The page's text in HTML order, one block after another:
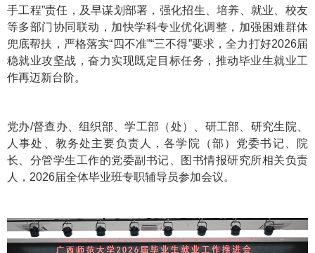
手工程”责任，及早谋划部署，强化招生、培养、就业、校友
等多部门协同联动，加快学科专业优化调整，加强困难群体
兜底帮扶，严格落实“四不准”“三不得”要求，全力打好2026届
稳就业攻坚战，奋力实现既定目标任务，推动毕业生就业工
作再迈新台阶。
党办/督查办、组织部、学工部（处）、研工部、研究生院、
人事处、教务处主要负责人，各学院（部）党委书记、院
长、分管学生工作的党委副书记、图书情报研究所相关负责
人，2026届全体毕业班专职辅导员参加会议。